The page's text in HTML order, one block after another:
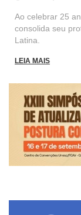
Ao celebrar 25
consolida seu
Latina.
LEIA MAIS